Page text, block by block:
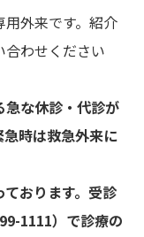
外来です。紹介
わせください
な休診・代診が
時は救急外来に
おります。受診
1111）で診療の